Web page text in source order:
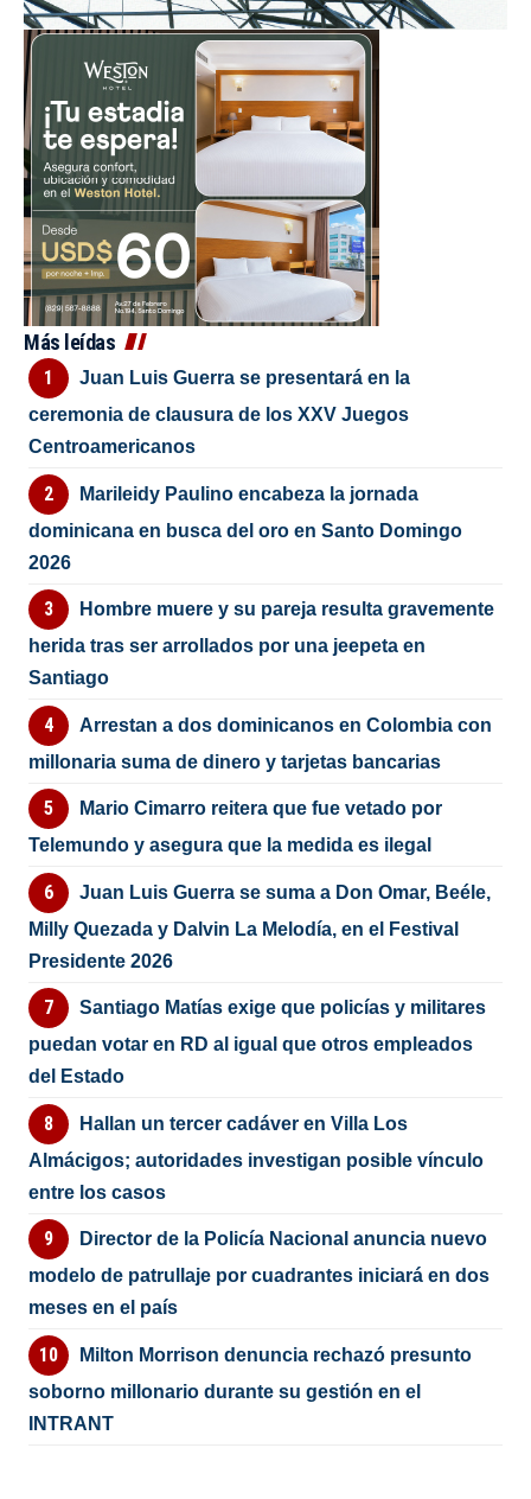
Más leídas
Juan Luis Guerra se presentará en la
ceremonia de clausura de los XXV Juegos
Centroamericanos
Marileidy Paulino encabeza la jornada
dominicana en busca del oro en Santo Domingo
2026
Hombre muere y su pareja resulta gravemente
herida tras ser arrollados por una jeepeta en
Santiago
Arrestan a dos dominicanos en Colombia con
millonaria suma de dinero y tarjetas bancarias
Mario Cimarro reitera que fue vetado por
Telemundo y asegura que la medida es ilegal
Juan Luis Guerra se suma a Don Omar, Beéle,
Milly Quezada y Dalvin La Melodía, en el Festival
Presidente 2026
Santiago Matías exige que policías y militares
puedan votar en RD al igual que otros empleados
del Estado
Hallan un tercer cadáver en Villa Los
Almácigos; autoridades investigan posible vínculo
entre los casos
Director de la Policía Nacional anuncia nuevo
modelo de patrullaje por cuadrantes iniciará en dos
meses en el país
Milton Morrison denuncia rechazó presunto
soborno millonario durante su gestión en el
INTRANT